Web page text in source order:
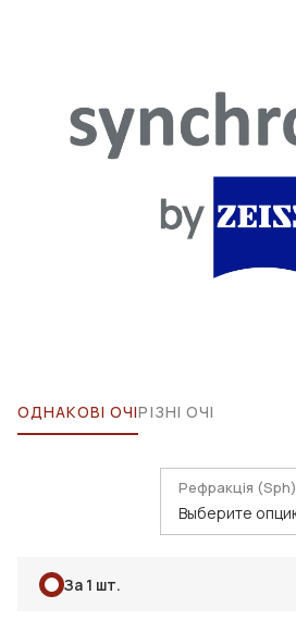
ОДНАКОВІ ОЧІРІЗНІ ОЧІ
Рефракція (Sph)
За 1 шт.